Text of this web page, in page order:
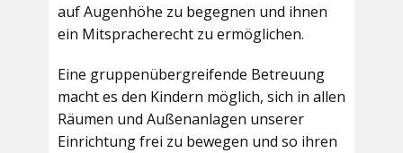
auf Augenhöhe zu begegnen und ihnen
ein Mitspracherecht zu ermöglichen.
Eine gruppenübergreifende Betreuung
macht es den Kindern möglich, sich in allen
Räumen und Außenanlagen unserer
Einrichtung frei zu bewegen und so ihren